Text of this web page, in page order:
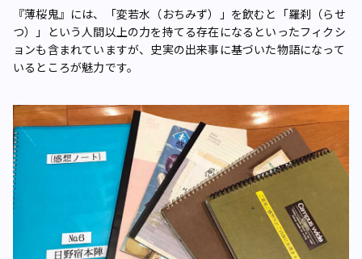
『薄桜鬼』には、「変若水（おちみず）」を飲むと「羅刹（らせ
つ）」という人間以上の力を持てる存在になるといったフィクシ
ョンも含まれていますが、史実の出来事に基づいた物語になって
いるところが魅力です。